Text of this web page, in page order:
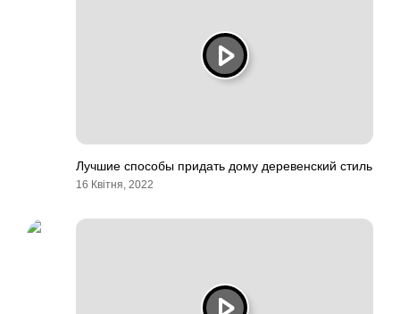
Лучшие способы придать дому деревенский стиль
16 Квітня, 2022